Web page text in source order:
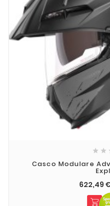
 
Casco Modulare
622,49